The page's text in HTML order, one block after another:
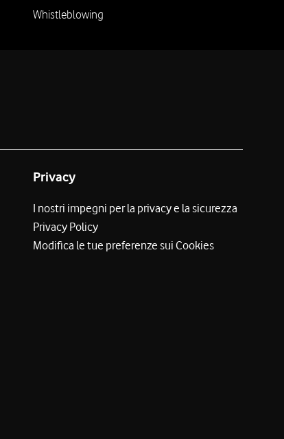
Whistleblowing
Privacy
I nostri impegni per la privacy e la sicurezza
Privacy Policy
Modifica le tue preferenze sui Cookies